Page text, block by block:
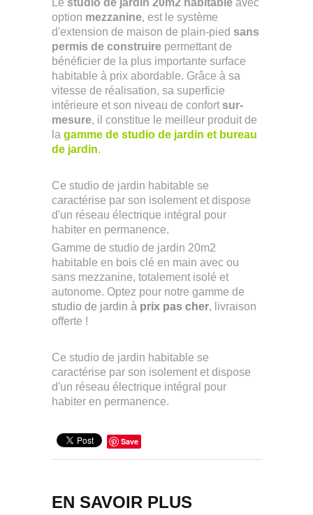
Le studio de jardin 20m2 habitable avec
option mezzanine, est le système
d'extension de maison de plain-pied sans
permis de construire permettant de
bénéficier de la plus importante surface
habitable à prix abordable. Grâce à sa
vitesse de réalisation, sa superficie
intérieure et son niveau de confort sur-
mesure, il constitue le meilleur produit de
la gamme de studio de jardin et bureau
de jardin.
Ce studio de jardin habitable se
caractérise par son isolement et dispose
d'un réseau électrique intégral pour
habiter en permanence.
Gamme de studio de jardin 20m2
habitable en bois clé en main avec ou
sans mezzanine, totalement isolé et
autonome. Optez pour notre gamme de
studio de jardin à prix pas cher, livraison
offerte !
Ce studio de jardin habitable se
caractérise par son isolement et dispose
d'un réseau électrique intégral pour
habiter en permanence.
Save
EN SAVOIR PLUS